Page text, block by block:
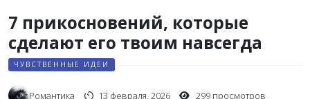
7 прикосновений, которые
сделают его твоим навсегда
ЧУВСТВЕННЫЕ ИДЕИ
Романтика 13 февраля, 2026
299 просмотров